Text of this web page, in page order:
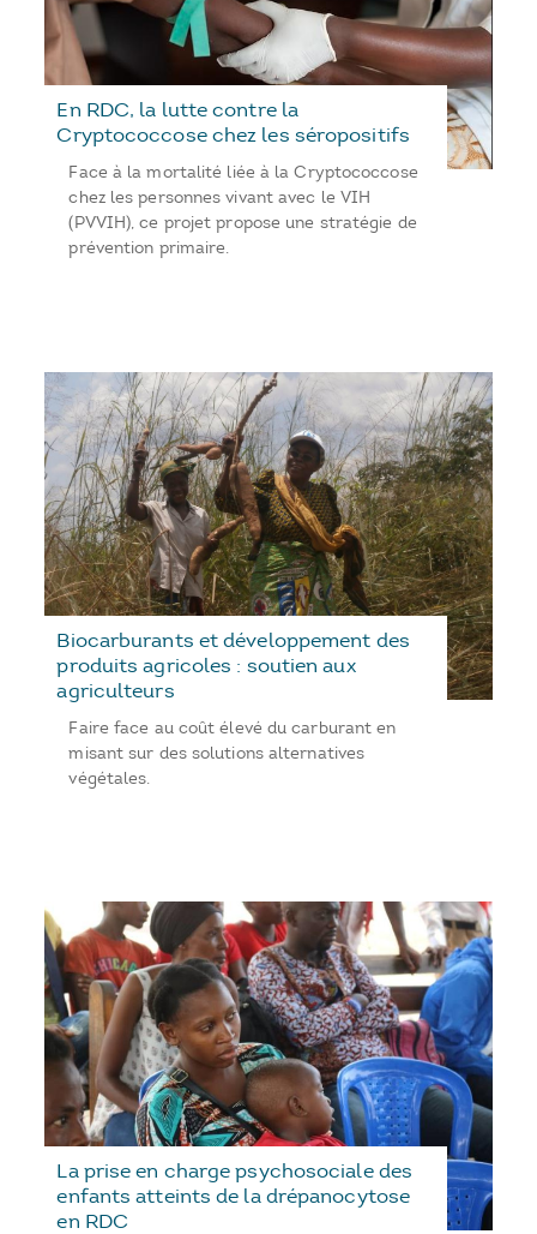
En RDC, la lutte contre la
Cryptococcose chez les séropositifs
Face à la mortalité liée à la Cryptococcose
chez les personnes vivant avec le VIH
(PVVIH), ce projet propose une stratégie de
prévention primaire.
Biocarburants et développement des
produits agricoles : soutien aux
agriculteurs
Faire face au coût élevé du carburant en
misant sur des solutions alternatives
végétales.
La prise en charge psychosociale des
enfants atteints de la drépanocytose
en RDC